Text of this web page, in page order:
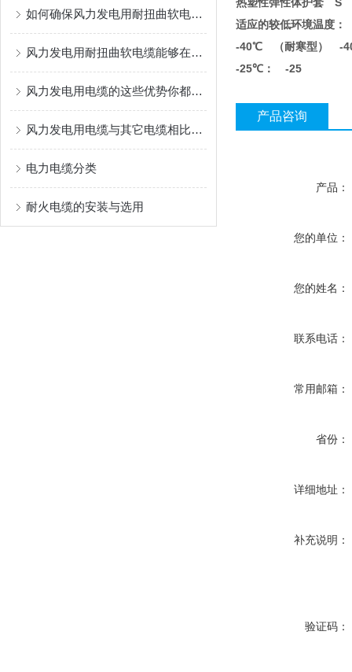
如何确保风力发电用耐扭曲软电缆长期可靠运行？
风力发电用耐扭曲软电缆能够在设备运转时承受一定的扭转力
风力发电用电缆的这些优势你都了解过吗？
风力发电用电缆与其它电缆相比的优势
电力电缆分类
耐火电缆的安装与选用
适应的较低环境温
-40℃ （耐寒型） -
-25℃： -25
产品咨询
产品：
您的单位：
您的姓名：
联系电话：
常用邮箱：
省份：
详细地址：
补充说明：
验证码：